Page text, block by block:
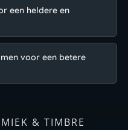
een heldere en
voor een betere
& TIMBRE